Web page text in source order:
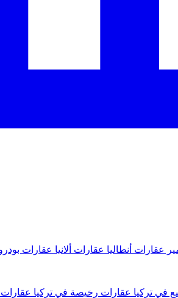
عقارات أنطاليا عقارات ألانيا عقارات
في تركيا عقارات رخيصة في تركيا